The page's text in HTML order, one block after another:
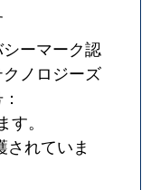
ーマーク認
ノロジーズ
。
れていま